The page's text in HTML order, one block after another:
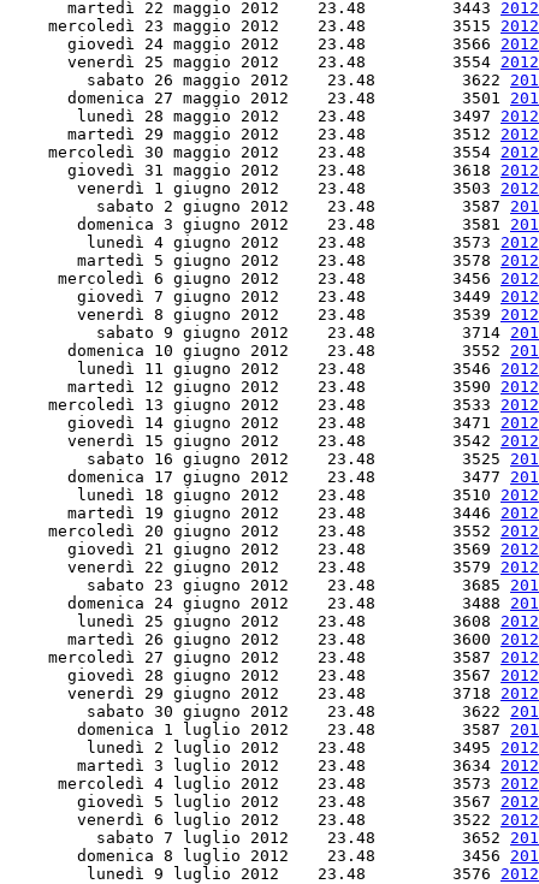
      martedì 22 maggio 2012    23.48         3443
    mercoledì 23 maggio 2012    23.48         3515
      giovedì 24 maggio 2012    23.48         3566
      venerdì 25 maggio 2012    23.48         3554
        sabato 26 maggio 2012    23.48         3622
      domenica 27 maggio 2012    23.48         3501
       lunedì 28 maggio 2012    23.48         3497
      martedì 29 maggio 2012    23.48         3512
    mercoledì 30 maggio 2012    23.48         3554
      giovedì 31 maggio 2012    23.48         3618
       venerdì 1 giugno 2012    23.48         3503
         sabato 2 giugno 2012    23.48         3587
       domenica 3 giugno 2012    23.48         3581
        lunedì 4 giugno 2012    23.48         3573
       martedì 5 giugno 2012    23.48         3578
     mercoledì 6 giugno 2012    23.48         3456
       giovedì 7 giugno 2012    23.48         3449
       venerdì 8 giugno 2012    23.48         3539
         sabato 9 giugno 2012    23.48         3714
      domenica 10 giugno 2012    23.48         3552
       lunedì 11 giugno 2012    23.48         3546
      martedì 12 giugno 2012    23.48         3590
    mercoledì 13 giugno 2012    23.48         3533
      giovedì 14 giugno 2012    23.48         3471
      venerdì 15 giugno 2012    23.48         3542
        sabato 16 giugno 2012    23.48         3525
      domenica 17 giugno 2012    23.48         3477
       lunedì 18 giugno 2012    23.48         3510
      martedì 19 giugno 2012    23.48         3446
    mercoledì 20 giugno 2012    23.48         3552
      giovedì 21 giugno 2012    23.48         3569
      venerdì 22 giugno 2012    23.48         3579
        sabato 23 giugno 2012    23.48         3685
      domenica 24 giugno 2012    23.48         3488
       lunedì 25 giugno 2012    23.48         3608
      martedì 26 giugno 2012    23.48         3600
    mercoledì 27 giugno 2012    23.48         3587
      giovedì 28 giugno 2012    23.48         3567
      venerdì 29 giugno 2012    23.48         3718
        sabato 30 giugno 2012    23.48         3622
       domenica 1 luglio 2012    23.48         3587
        lunedì 2 luglio 2012    23.48         3495
       martedì 3 luglio 2012    23.48         3634
     mercoledì 4 luglio 2012    23.48         3573
       giovedì 5 luglio 2012    23.48         3567
       venerdì 6 luglio 2012    23.48         3522
         sabato 7 luglio 2012    23.48         3652
       domenica 8 luglio 2012    23.48         3456
        lunedì 9 luglio 2012    23.48         3576